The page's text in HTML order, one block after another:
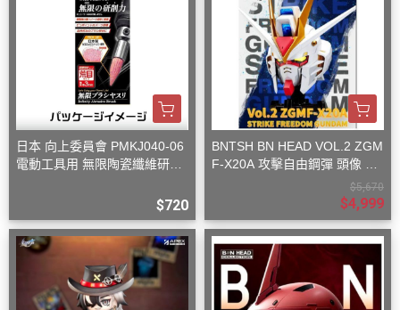
日本 向上委員會 PMKJ040-06
電動工具用 無限陶瓷纖維研磨
$720
BNTSH BN HEAD VOL.2 ZGM
F-X20A 攻擊自由鋼彈 頭像 53
$5,670
$4,999